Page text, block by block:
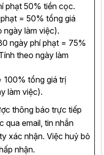
phạt 50% tiền cọc.
= 50% tổng giá
ngày làm việc).
ngày phí phạt = 75%
theo ngày làm
100% tổng giá trị
làm việc).
thông báo trực tiếp
qua email, tin nhắn
xác nhận. Việc huỷ bỏ
nhận.